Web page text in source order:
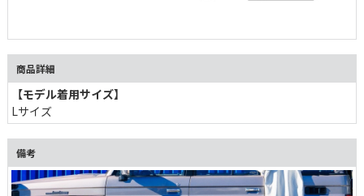
商品詳細
【モデル着用サイズ】
Lサイズ
備考